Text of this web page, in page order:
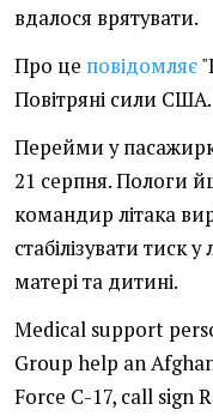
вдалося врятувати.
Про це повідомляє
Повітряні сили США.
Перейми у
21 серпня. Пологи
командир літака
стабілізувати тиск
матері та дитині.
Medical support
Group help an
Force C-17, call sign